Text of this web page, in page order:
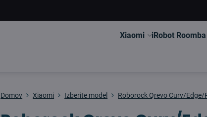
Xiaomi iRobot Roomba
Domov Xiaomi Izberite model Roborock Qrevo Curv/